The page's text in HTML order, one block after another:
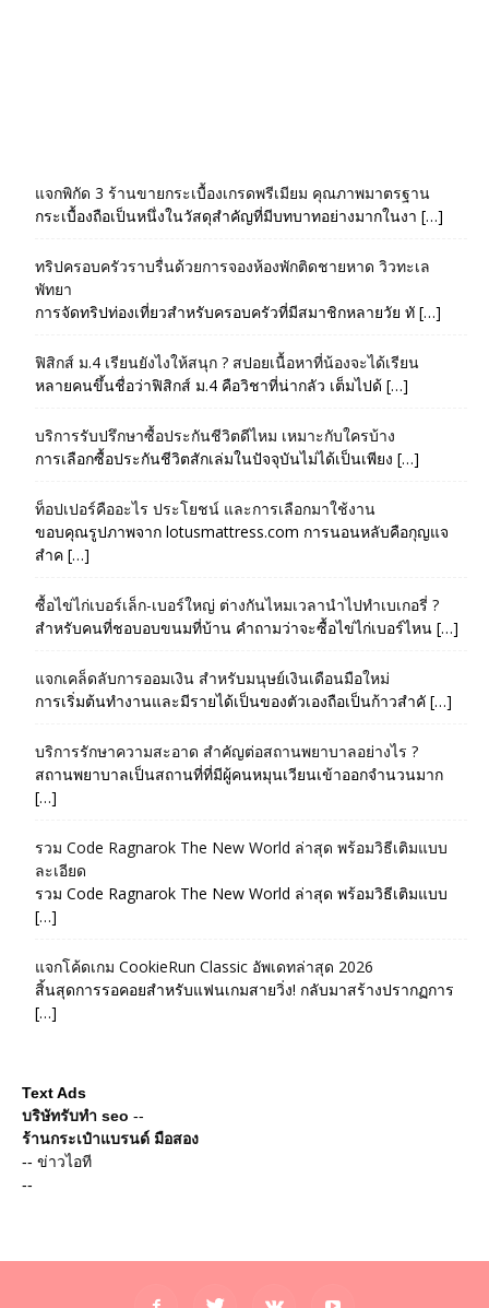
แจกพิกัด 3 ร้านขายกระเบื้องเกรดพรีเมียม คุณภาพมาตรฐาน
กระเบื้องถือเป็นหนึ่งในวัสดุสำคัญที่มีบทบาทอย่างมากในงา […]
ทริปครอบครัวราบรื่นด้วยการจองห้องพักติดชายหาด วิวทะเล
พัทยา
การจัดทริปท่องเที่ยวสำหรับครอบครัวที่มีสมาชิกหลายวัย ทั […]
ฟิสิกส์ ม.4 เรียนยังไงให้สนุก ? สปอยเนื้อหาที่น้องจะได้เรียน
หลายคนขึ้นชื่อว่าฟิสิกส์ ม.4 คือวิชาที่น่ากลัว เต็มไปด้ […]
บริการรับปรึกษาซื้อประกันชีวิตดีไหม เหมาะกับใครบ้าง
การเลือกซื้อประกันชีวิตสักเล่มในปัจจุบันไม่ได้เป็นเพียง […]
ท็อปเปอร์คืออะไร ประโยชน์ และการเลือกมาใช้งาน
ขอบคุณรูปภาพจาก lotusmattress.com การนอนหลับคือกุญแจ
สำค […]
ซื้อไข่ไก่เบอร์เล็ก-เบอร์ใหญ่ ต่างกันไหมเวลานำไปทำเบเกอรี่ ?
สำหรับคนที่ชอบอบขนมที่บ้าน คำถามว่าจะซื้อไข่ไก่เบอร์ไหน […]
แจกเคล็ดลับการออมเงิน สำหรับมนุษย์เงินเดือนมือใหม่
การเริ่มต้นทำงานและมีรายได้เป็นของตัวเองถือเป็นก้าวสำคั […]
บริการรักษาความสะอาด สำคัญต่อสถานพยาบาลอย่างไร ?
สถานพยาบาลเป็นสถานที่ที่มีผู้คนหมุนเวียนเข้าออกจำนวนมาก
[…]
รวม Code Ragnarok The New World ล่าสุด พร้อมวิธีเติมแบบ
ละเอียด
รวม Code Ragnarok The New World ล่าสุด พร้อมวิธีเติมแบบ
[…]
แจกโค้ดเกม CookieRun Classic อัพเดทล่าสุด 2026
สิ้นสุดการรอคอยสำหรับแฟนเกมสายวิ่ง! กลับมาสร้างปรากฏการ
[…]
Text Ads
บริษัทรับทำ seo --
ร้านกระเป๋าแบรนด์ มือสอง
-- ข่าวไอที
--